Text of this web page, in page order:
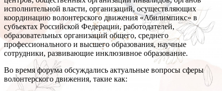
исполнительной власти, организаций, осуществляющих
координацию волонтерского движения «Абилимпикс» в
субъектах Российской Федерации, работодателей,
образовательных организаций общего, среднего
профессионального и высшего образования, научные
сотрудники, развивающие инклюзивное образование.
Во время форума обсуждались актуальные вопросы сферы
волонтерского движения, такие как: